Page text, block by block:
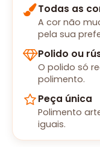
Todas as
A cor não
pela sua
Polido ou
O polido só
polimento.
Peça única
Polimento
iguais.